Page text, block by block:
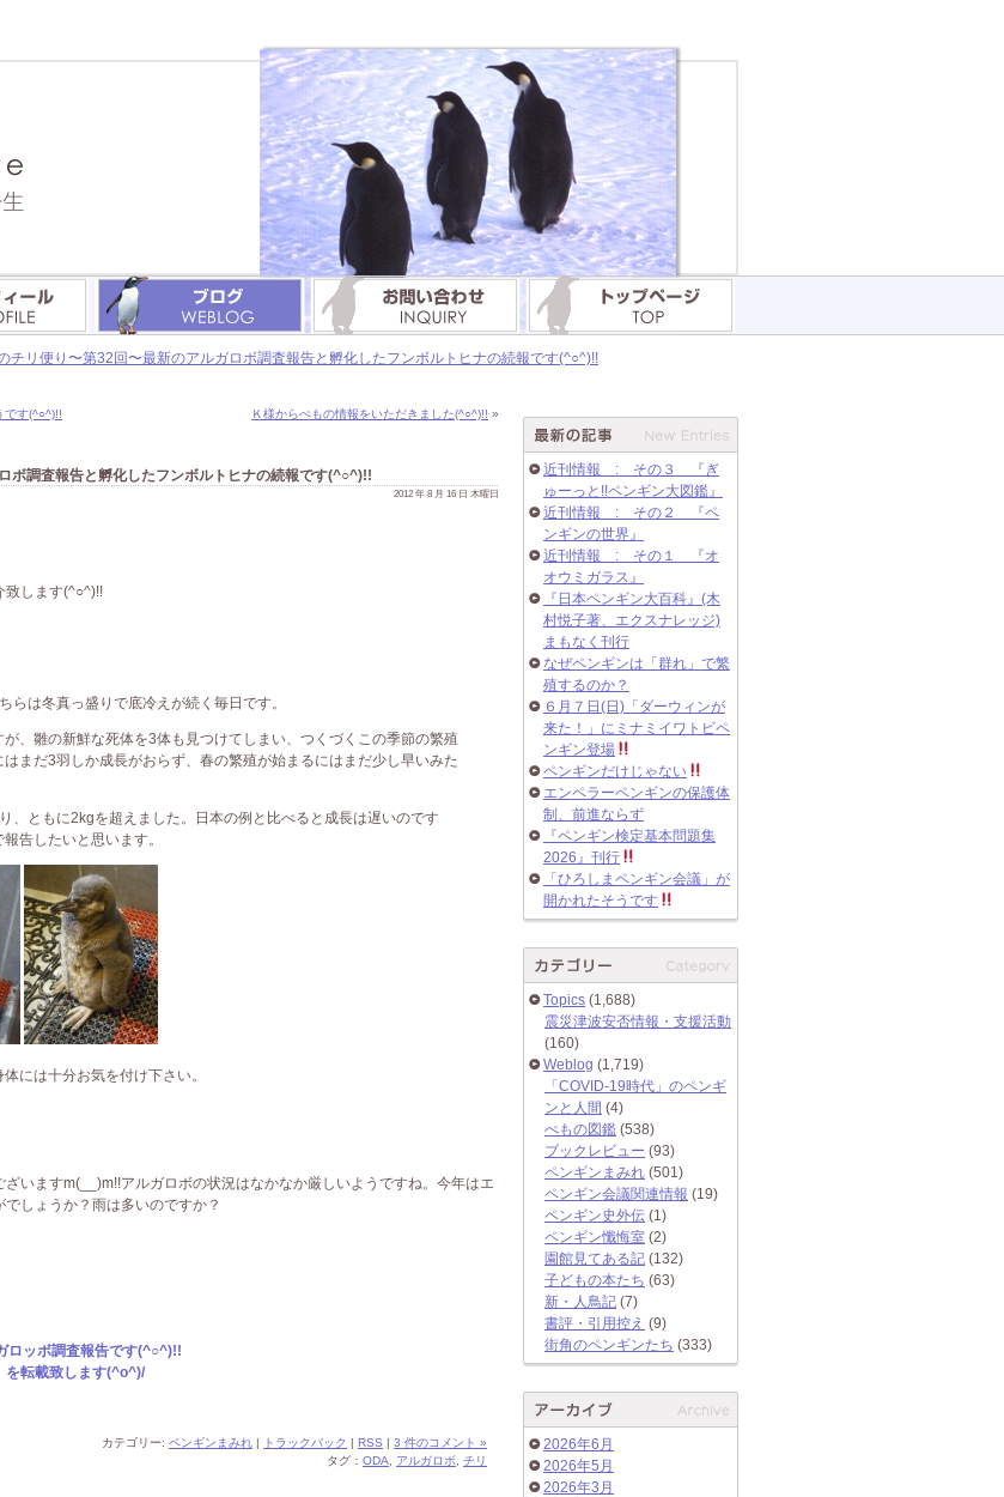
チリ便り〜第32回〜最新のアルガロボ調査報告と孵化したフンボルトヒナの続報です(^○^)!!
です(^○^)!! Ｋ様からぺもの情報をいただきました(^○^)!! »
ボ調査報告と孵化したフンボルトヒナの続報です(^○^)!!
2012 年 8 月 16 日 木曜日
致します(^○^)!!
らは冬真っ盛りで底冷えが続く毎日です。
、雛の新鮮な死体を3体も見つけてしまい、つくづくこの季節の繁殖
まだ3羽しか成長がおらず、春の繁殖が始まるにはまだ少し早いみた
、ともに2kgを超えました。日本の例と比べると成長は遅いのです
告したいと思います。
には十分お気を付け下さい。
いますm(__)m!!アルガロボの状況はなかなか厳しいようですね。今年はエ
しょうか？雨は多いのですか？
ロッボ調査報告です(^○^)!!
を転載致します(^o^)/
カテゴリー: ペンギンまみれ | トラックバック | RSS | 3 件のコメント »
タグ： ODA アルガロボ チリ
近刊情報 : その３ 『ぎ
ゅーっと!!ペンギン大図鑑』
近刊情報 : その２ 『ペ
ンギンの世界』
近刊情報 : その１ 『オ
オウミガラス』
『日本ペンギン大百科』(木
村悦子著、エクスナレッジ)
まもなく刊行
なぜペンギンは「群れ」で繁
殖するのか？
６月７日(日)「ダーウィンが
来た！」にミナミイワトビペ
ンギン登場
ペンギンだけじゃない
エンペラーペンギンの保護体
制、前進ならず
『ペンギン検定基本問題集
2026』刊行
「ひろしまペンギン会議」が
開かれたそうです
Topics (1,688)
震災津波安否情報・支援活動
(160)
Weblog (1,719)
「COVID-19時代」のペンギ
ンと人間 (4)
ぺもの図鑑 (538)
ブックレビュー (93)
ペンギンまみれ (501)
ペンギン会議関連情報 (19)
ペンギン史外伝 (1)
ペンギン懺悔室 (2)
園館見てある記 (132)
子どもの本たち (63)
新・人鳥記 (7)
書評・引用控え (9)
街角のペンギンたち (333)
2026年6月
2026年5月
2026年3月